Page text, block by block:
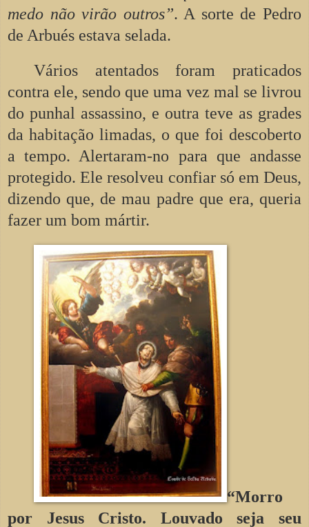
medo não virão outros”. A sorte de Pedro
de Arbués estava selada.
Vários atentados foram praticados
contra ele, sendo que uma vez mal se livrou
do punhal assassino, e outra teve as grades
da habitação limadas, o que foi descoberto
a tempo. Alertaram-no para que andasse
protegido. Ele resolveu confiar só em Deus,
dizendo que, de mau padre que era, queria
fazer um bom mártir.
“Morro
por Jesus Cristo. Louvado seja seu